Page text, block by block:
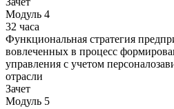
Модуль 4
32 часа
Функциональная стратегия
вовлеченных в процесс
управления с учетом
отрасли
Зачет
Модуль 5